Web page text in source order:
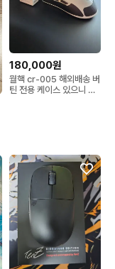
180,000원
월핵 cr-005 해외배송 버
틴 전용 케이스 있으니 안